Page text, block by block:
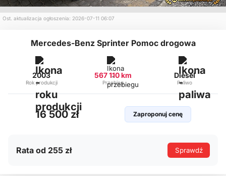
Ost. aktualizacja ogłoszenia: 2026-07-11 06:07
Mercedes-Benz Sprinter Pomoc drogowa
2003
Rok produkcji
567 110 km
Przebieg
Diesel
Paliwo
16 500 zł Zaproponuj cenę
Rata od 255 zł Sprawdź